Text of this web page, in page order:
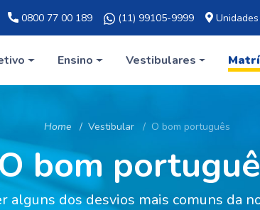
0800 77 00 189 (11) 99105-9999 Unidades
Ensino Vestibulares
Home Vestibular O bom português
O bom
alguns dos desvios mais comuns da